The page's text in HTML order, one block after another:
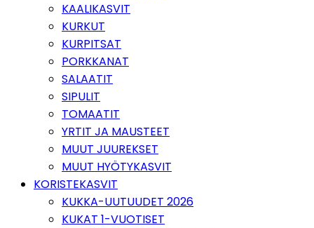
KAALIKASVIT
KURKUT
KURPITSAT
PORKKANAT
SALAATIT
SIPULIT
TOMAATIT
YRTIT JA MAUSTEET
MUUT JUUREKSET
MUUT HYÖTYKASVIT
KORISTEKASVIT
KUKKA-UUTUUDET 2026
KUKAT 1-VUOTISET